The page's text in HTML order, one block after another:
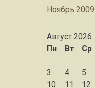
Ноябрь 2009
Август 2026
Пн
Вт Ср
3
4 5
10
11 12